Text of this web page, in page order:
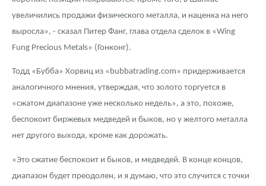
увеличились продажи физического металла, и наценка на него
выросла», - сказал Питер Фанг, глава отдела сделок в «Wing
Fung Precious Metals» (Гонконг).
Тодд «Бубба» Хорвиц из «bubbatrading.com» придерживается
аналогичного мнения, утверждая, что золото торгуется в
«сжатом диапазоне уже несколько недель», а это, похоже,
беспокоит биржевых медведей и быков, но у желтого металла
нет другого выхода, кроме как дорожать.
«Это сжатие беспокоит и быков, и медведей. В конце концов,
диапазон будет преодолен, и я думаю, что это случится с точки